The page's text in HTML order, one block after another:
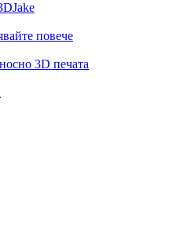
повече
3D печата